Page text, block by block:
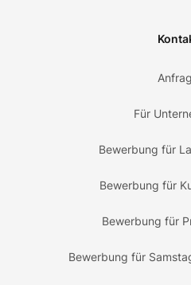
Für
Bewerbung für
Bewerbung für
Bewerbung für
Bewerbung für